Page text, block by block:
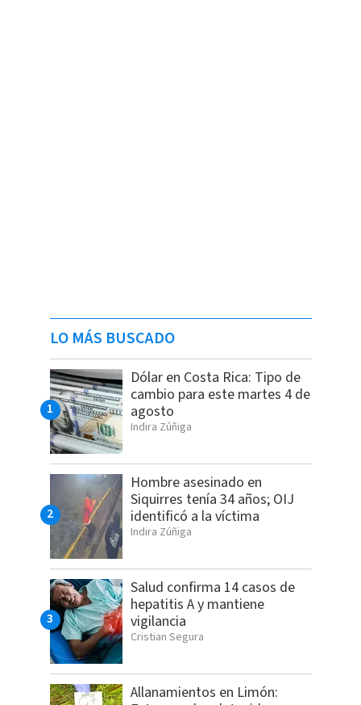
LO MÁS BUSCADO
Dólar en Costa Rica: Tipo de
cambio para este martes 4 de
agosto
Indira Zúñiga
Hombre asesinado en
Siquirres tenía 34 años; OIJ
identificó a la víctima
Indira Zúñiga
Salud confirma 14 casos de
hepatitis A y mantiene
vigilancia
Cristian Segura
Allanamientos en Limón: